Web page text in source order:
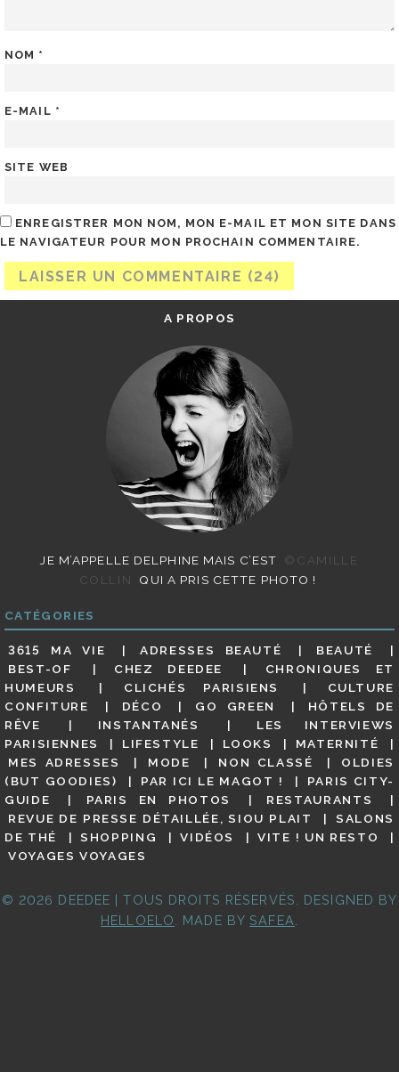
NOM *
E-MAIL *
SITE WEB
ENREGISTRER MON NOM, MON E-MAIL ET MON SITE DANS
LE NAVIGATEUR POUR MON PROCHAIN COMMENTAIRE.
A PROPOS
JE M’APPELLE DELPHINE MAIS C’EST
©CAMILLE
COLLIN
QUI A PRIS CETTE PHOTO !
CATÉGORIES
3615 MA VIE ADRESSES BEAUTÉ
BEAUTÉ
BEST-OF
CHEZ DEEDEE
CHRONIQUES ET
HUMEURS
CLICHÉS PARISIENS
CULTURE
CONFITURE
DÉCO GO GREEN
HÔTELS DE
RÊVE
INSTANTANÉS
LES INTERVIEWS
PARISIENNES
LIFESTYLE LOOKS
MATERNITÉ
MES ADRESSES
MODE NON CLASSÉ
OLDIES
(BUT GOODIES)
PAR ICI LE MAGOT !
PARIS CITY-
GUIDE
PARIS EN PHOTOS
RESTAURANTS
REVUE DE PRESSE DÉTAILLÉE, SIOU PLAIT
SALONS
DE THÉ
SHOPPING VIDÉOS
VITE ! UN RESTO
VOYAGES VOYAGES
© 2026 DEEDEE | TOUS DROITS RÉSERVÉS. DESIGNED BY
HELLOELO
. MADE BY SAFEA